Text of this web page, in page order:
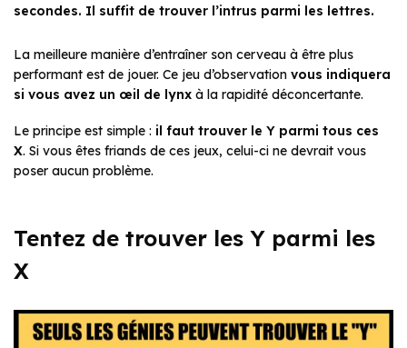
secondes. Il suffit de trouver l’intrus parmi les lettres.
La meilleure manière d’entraîner son cerveau à être plus
performant est de jouer. Ce jeu d’observation vous indiquera
si vous avez un œil de lynx à la rapidité déconcertante.
Le principe est simple : il faut trouver le Y parmi tous ces
X. Si vous êtes friands de ces jeux, celui-ci ne devrait vous
poser aucun problème.
Tentez de trouver les Y parmi les
X